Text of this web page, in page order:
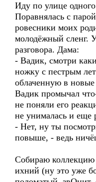
Иду по улице
Поравнялась с
ровесники моих
молодёжный сленг.
разговора. Дама:
- Вадик, смотри
ножку с пестрым
облаченную в новые
Вадик промычал
не поняли его
не унималась и еще
- Нет, ну ты
повыше, - ведь
Собираю
ихний (ну это уже